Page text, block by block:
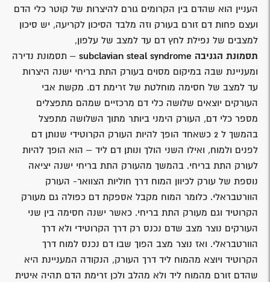
העניין הוא שהדם בין הקרומים גורם להיצרות של קוטר כלי הדם
ועצם פחות דם זורם בעורק וזה מלבד הסיכון לקריעה, יש סיכון
למצבים של נפילת לחץ דם עד למצב של עלפון,
תסמונת הגניבה subclavian steal syndrome – תסמונת נדירה
ומעניינת שבה במיקום מסוים בעורק התת בריחי ישנה היצרות
עד למצב של חסימה מוחלטת של זרימת דם. מקשת אבי
העורקים יוצאים שלושה כלי דם מרכזיים שמהם מתפצלים
מספר כלי דם, העורק הימני ביותר מתוך השלושה מתפצל
בהמשך ל 2 כשאחד הופך להיות העורק הקרוטידי שנותן דם
לפנים ולמוח, ואילו השני הולך ונותן דם ליד – הוא הופך להיות
לעורק התת בריחי. בהמשך מהעורק התת בריחי ישנה יציאה
נוספת של עורק לכיוון המוח דרך חוליות הצוואר- העורק
הוורטבראלי. כלומר המוח מקבל אספקת דם כפולה גם מעורק
הקרוטיד וגם מעורק התת בריחי. כאשר ישנה חסימה בין שני
העורקים נוצר מצב שדם נכנס רק דרך הקרוטידי ולא דרך
הוורטבראלי. ואז נוצר מצב הפוך שבו דם נכנס למוח דרך
הקרוטיד ויוצא מהמוח ליד דרך העורק, הנקודה המעניינת היא
שהדם זורם מהמוח ליד ולא מהלב ולכן זרימת הדם תהיה איטית